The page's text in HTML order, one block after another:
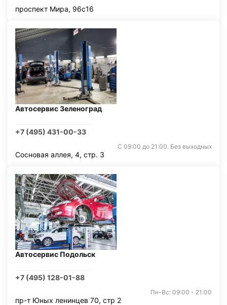
проспект Мира, 96с16
Автосервис Зеленоград
+7 (495) 431-00-33
С 09:00 до 21:00. Без выходных
Сосновая аллея, 4, стр. 3
Автосервис Подольск
+7 (495) 128-01-88
Пн-Вс: 09:00 - 21:00
пр-т Юных ленинцев 70, стр 2